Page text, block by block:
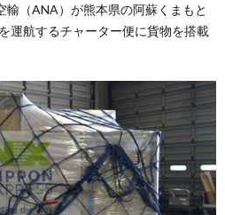
輸（ANA）が熊本県の阿蘇くまもと
運航するチャーター便に貨物を搭載